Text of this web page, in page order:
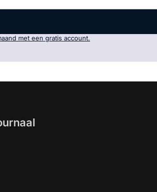
met een gratis account.